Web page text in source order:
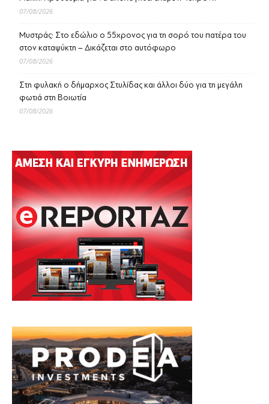
07/08/2026
Μυστράς: Στο εδώλιο ο 55χρονος για τη σορό του πατέρα του
στον καταψύκτη – Δικάζεται στο αυτόφωρο
07/08/2026
Στη φυλακή ο δήμαρχος Στυλίδας και άλλοι δύο για τη μεγάλη
φωτιά στη Βοιωτία
07/08/2026